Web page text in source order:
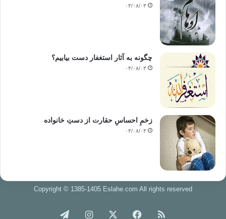
۰۴/۰۸/۰۳
چگونه به آثار استغفار دست بیابیم؟
۰۴/۰۸/۰۳
زخمِ احساسِ حقارت از دستِ خانواده
۰۴/۰۸/۰۳
Copyright © 1385-1405 Eslahe.com All rights reserved
خوراک فیس اینستاگرام